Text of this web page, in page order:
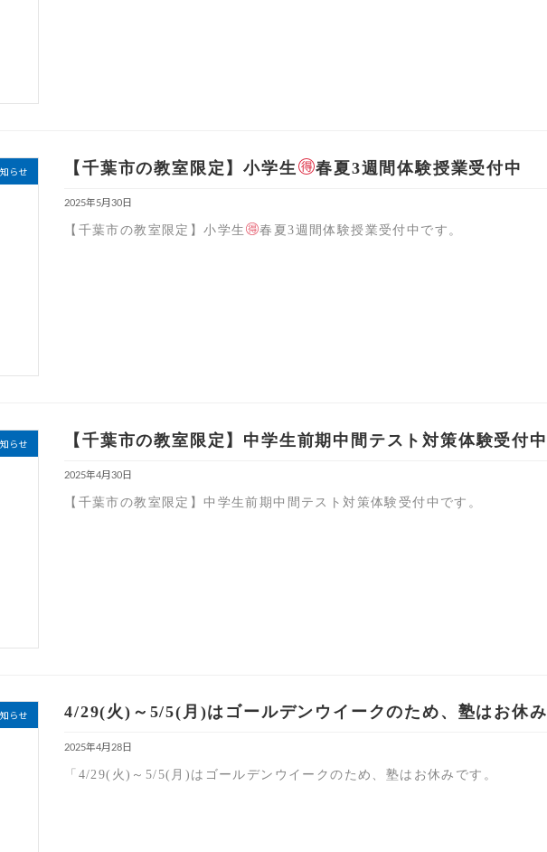
らせ 【千葉市の教室限定】小学生 春夏3週間体験授業受付中
2025年5月30日
【千葉市の教室限定】小学生 春夏3週間体験授業受付中です。
らせ 【千葉市の教室限定】中学生前期中間テスト対策体験受付中
2025年4月30日
【千葉市の教室限定】中学生前期中間テスト対策体験受付中です。
らせ 4/29(火)～5/5(月)はゴールデンウイークのため、塾はお休み
2025年4月28日
「4/29(火)～5/5(月)はゴールデンウイークのため、塾はお休みです。